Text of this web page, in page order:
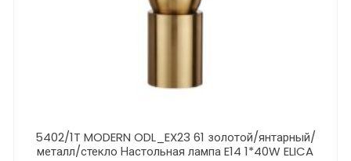
5402/1T MODERN ODL_EX23 61 золотой/янтарный/
металл/стекло Настольная лампа E14 1*40W ELICA